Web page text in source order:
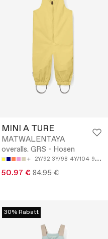
12M/80
MINI A TURE
MATWALENTAYA
overalls. GRS - Hosen
2Y/92 3Y/98 4Y/104 9M/74
50.97 € 84.95 €
30% Rabatt